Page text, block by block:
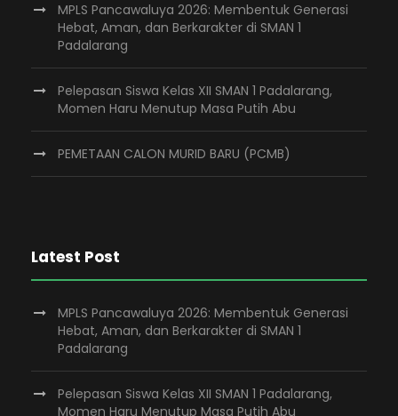
MPLS Pancawaluya 2026: Membentuk Generasi
Hebat, Aman, dan Berkarakter di SMAN 1
Padalarang
Pelepasan Siswa Kelas XII SMAN 1 Padalarang,
Momen Haru Menutup Masa Putih Abu
PEMETAAN CALON MURID BARU (PCMB)
Latest Post
MPLS Pancawaluya 2026: Membentuk Generasi
Hebat, Aman, dan Berkarakter di SMAN 1
Padalarang
Pelepasan Siswa Kelas XII SMAN 1 Padalarang,
Momen Haru Menutup Masa Putih Abu